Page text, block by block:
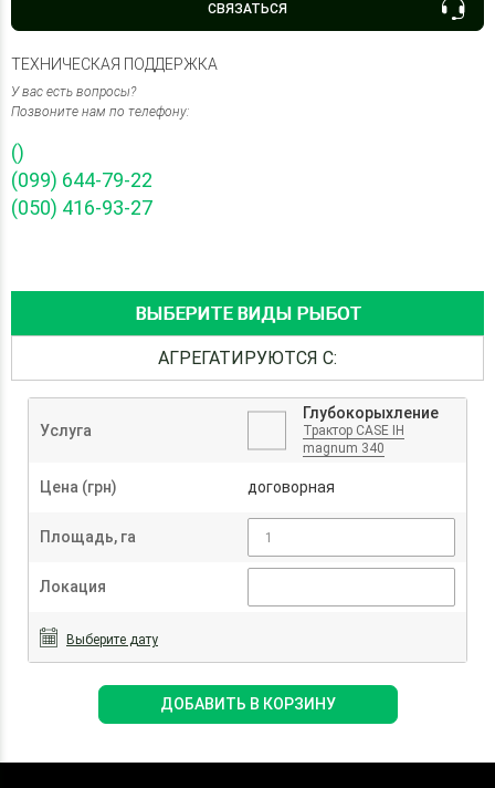
СВЯЗАТЬСЯ
ТЕХНИЧЕСКАЯ ПОДДЕРЖКА
У вас есть вопросы?
Позвоните нам по телефону:
()
(099) 644-79-22
(050) 416-93-27
ВЫБЕРИТЕ ВИДЫ РЫБОТ
АГРЕГАТИРУЮТСЯ С:
Услуга
Глубокорыхление
Трактор CASE IH
magnum 340
Цена (грн) договорная
Площадь, га
Локация
Выберите дату
ДОБАВИТЬ В КОРЗИНУ